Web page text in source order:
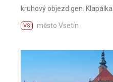
kruhový objezd gen. Klapálka
VS město Vsetín